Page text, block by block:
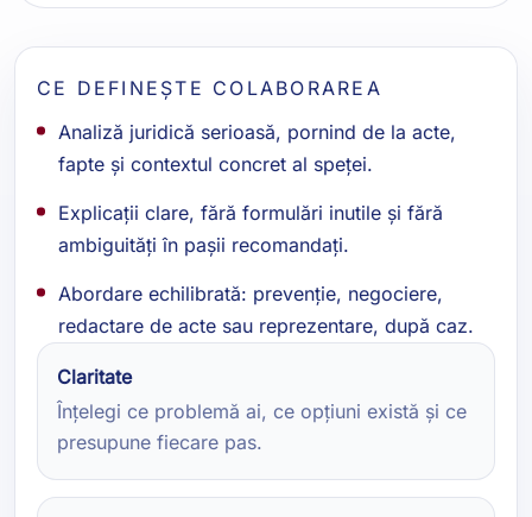
CE DEFINEȘTE COLABORAREA
Analiză juridică serioasă, pornind de la acte,
fapte și contextul concret al speței.
Explicații clare, fără formulări inutile și fără
ambiguități în pașii recomandați.
Abordare echilibrată: prevenție, negociere,
redactare de acte sau reprezentare, după caz.
Claritate
Înțelegi ce problemă ai, ce opțiuni există și ce
presupune fiecare pas.